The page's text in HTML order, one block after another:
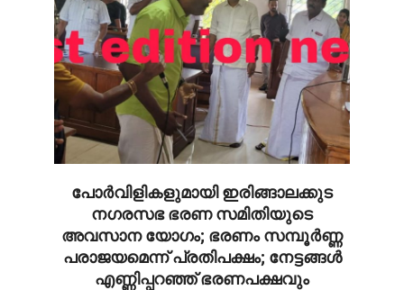
പോർവിളികളുമായി ഇരിങ്ങാലക്കുട
നഗരസഭ ഭരണ സമിതിയുടെ
അവസാന യോഗം; ഭരണം സമ്പൂർണ്ണ
പരാജയമെന്ന് പ്രതിപക്ഷം; നേട്ടങ്ങൾ
എണ്ണിപ്പറഞ്ഞ് ഭരണപക്ഷവും